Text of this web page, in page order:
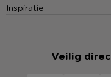
Inspiratie
Veilig